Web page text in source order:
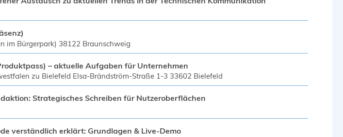
im Bürgerpark) 38122 Braunschweig
– aktuelle Aufgaben für Unternehmen
zu Bielefeld Elsa-Brändström-Straße 1-3 33602 Bielefeld
Strategisches Schreiben für Nutzeroberflächen
verständlich erklärt: Grundlagen & Live-Demo